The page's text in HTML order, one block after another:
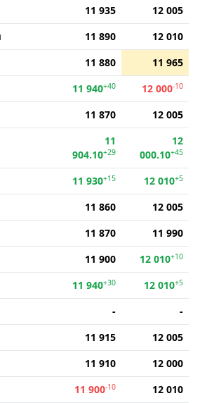
11 935
12 005
11 890
12 010
11 880
11 965
11 940+40 12 000-10
11 870 12 005
11
904.10+29
12
000.10+45
11 930+15 12 010+5
11 860
12 005
11 870
11 990
11 900 12 010+10
11 940+30 12 010+5
-
-
11 915
12 005
11 910
12 000
11 900-10
12 010